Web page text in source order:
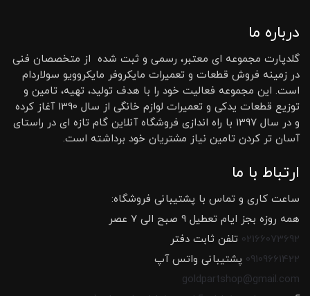
درباره ما
گلدپارت مجموعه ای معتبر، رسمی و ثبت شده از متخصصان فنی
در زمینه فروش قطعات و تعمیرات مایکروفر مایکروویو سولاردام
است. این مجموعه فعالیت خود را با هدف تولید، تهیه، تامین و
توزیع قطعات یدکی و تعمیرات لوازم خانگی از سال 1390 آغاز کرده
و در سال 1397 با راه اندازی فروشگاه آنلاین گام تازه ای در راستای
آسان تر کردن تامین نیاز مشتریان خود برداشته است.
ارتباط با ما
ساعت کاری و تماس با پشتیبانی فروشگاه:
همه روزه بجز ایام تعطیل 9 صبح الی 7 عصر
02166073692 تلفن ثابت دفتر
09109661422 پشتیبانی واتس آپ
goldpartshop@gmail.com